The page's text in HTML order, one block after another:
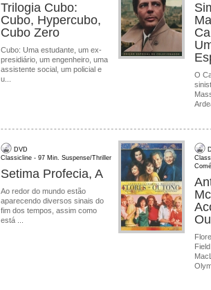
Trilogia Cubo:
Cubo, Hypercubo,
Cubo Zero
Cubo: Uma estudante, um ex-
presidiário, um engenheiro, uma
assistente social, um policial e
u...
O
DVD
Classicline - 97 Min. Suspense/Thriller
Setima Profecia, A
Ao redor do mundo estão
aparecendo diversos sinais do
fim dos tempos, assim como
está ...